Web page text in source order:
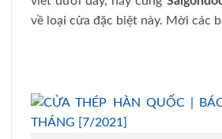
về loại cửa đặc biệt này. Mời các